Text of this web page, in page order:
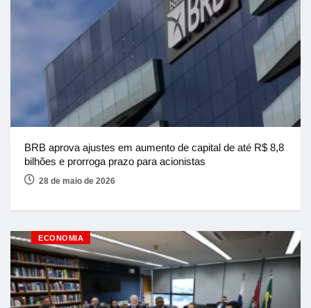
BRB aprova ajustes em aumento de capital de até R$ 8,8
bilhões e prorroga prazo para acionistas
28 de maio de 2026
ECONOMIA